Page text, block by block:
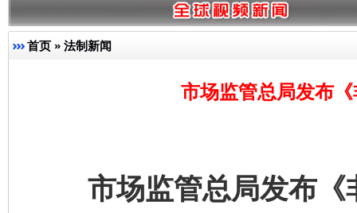
首页 » 法制新闻
市场监管总局发布
市场监管总局发布《